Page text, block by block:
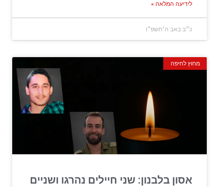
לידיעה המלאה »
כ״ב באב ה׳תשפ״ו
מחוץ לחיפה
אסון בלבנון: שני חיילים נהרגו ושניים